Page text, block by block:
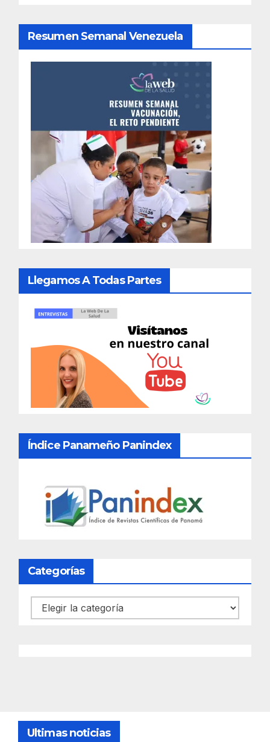
Resumen Semanal Venezuela
Llegamos A Todas Partes
Índice Panameño Panindex
Categorías
Categorías
Ultimas noticias